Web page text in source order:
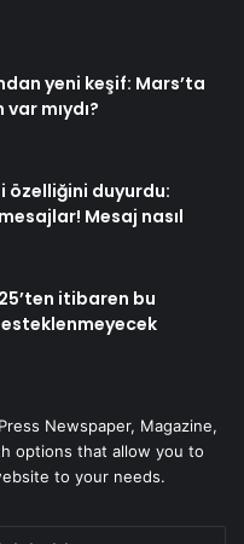
yeni keşif: Mars’ta
mıydı?
özelliğini duyurdu:
Mesaj nasıl
itibaren bu
Newspaper, Magazine,
options that allow you to
to your needs.